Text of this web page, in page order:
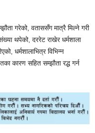
गरेको, वताससँग मात्रै मिल्ने गरी
थपेको, दररेट राखेर धर्मशाला
धर्मशालाभित्र विभिन्न
कारण सहित सम्झौता रद्ध गर्न